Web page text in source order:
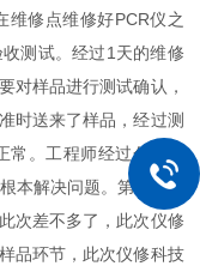
维修点维修好PCR仪之
测试。经过1天的维修
对样品进行测试确认，
时送来了样品，经过测
。工程师经过分析，
本解决问题。第二天，
次差不多了，此次仪修
品环节，此次仪修科技